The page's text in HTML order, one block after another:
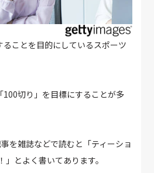
ことを目的にしているスポーツ
100切り」を目標にすることが多
を雑誌などで読むと「ティーショ
」とよく書いてあります。